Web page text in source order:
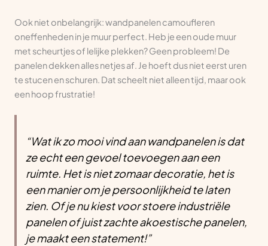
Ook niet onbelangrijk: wandpanelen camoufleren
oneffenheden in je muur perfect. Heb je een oude muur
met scheurtjes of lelijke plekken? Geen probleem! De
panelen dekken alles netjes af. Je hoeft dus niet eerst uren
te stucen en schuren. Dat scheelt niet alleen tijd, maar ook
een hoop frustratie!
“Wat ik zo mooi vind aan wandpanelen is dat
ze echt een gevoel toevoegen aan een
ruimte. Het is niet zomaar decoratie, het is
een manier om je persoonlijkheid te laten
zien. Of je nu kiest voor stoere industriële
panelen of juist zachte akoestische panelen,
je maakt een statement!”